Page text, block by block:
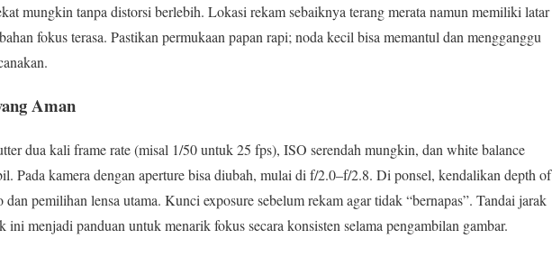
mungkin tanpa distorsi berlebih. Lokasi rekam sebaiknya terang merata namun memiliki latar
fokus terasa. Pastikan permukaan papan rapi; noda kecil bisa memantul dan mengganggu
Aman
dua kali frame rate (misal 1/50 untuk 25 fps), ISO serendah mungkin, dan white balance
Pada kamera dengan aperture bisa diubah, mulai di f/2.0–f/2.8. Di ponsel, kendalikan depth of
pemilihan lensa utama. Kunci exposure sebelum rekam agar tidak “bernapas”. Tandai jarak
menjadi panduan untuk menarik fokus secara konsisten selama pengambilan gambar.